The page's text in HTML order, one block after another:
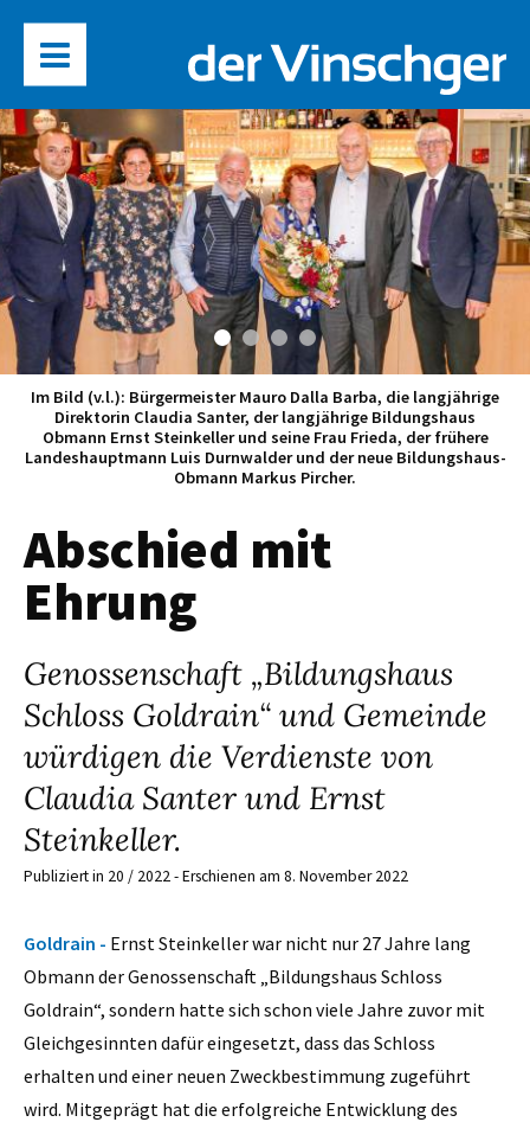
Im Bild (v.l.): Bürgermeister Mauro Dalla Barba, die langjährige
Direktorin Claudia Santer, der langjährige Bildungshaus
Obmann Ernst Steinkeller und seine Frau Frieda, der frühere
Landeshauptmann Luis Durnwalder und der neue Bildungshaus-
Obmann Markus Pircher.
Abschied mit
Ehrung
Genossenschaft „Bildungshaus
Schloss Goldrain“ und Gemeinde
würdigen die Verdienste von
Claudia Santer und Ernst
Steinkeller.
Publiziert in 20 / 2022 - Erschienen am 8. November 2022
Goldrain - Ernst Steinkeller war nicht nur 27 Jahre lang
Obmann der Genossenschaft „Bildungshaus Schloss
Goldrain“, sondern hatte sich schon viele Jahre zuvor mit
Gleichgesinnten dafür eingesetzt, dass das Schloss
erhalten und einer neuen Zweckbestimmung zugeführt
wird. Mitgeprägt hat die erfolgreiche Entwicklung des